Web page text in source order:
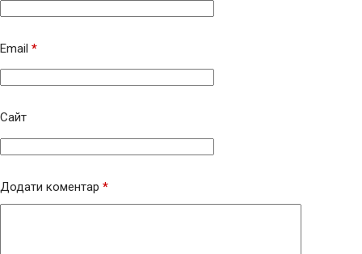
Email *
Сайт
Додати коментар *